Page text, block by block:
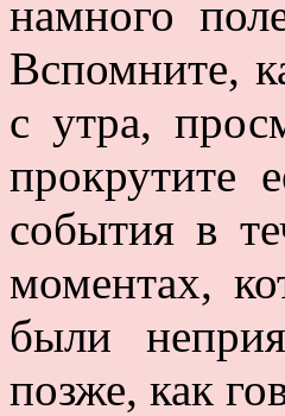
намного
Вспомните,
с утра,
прокрутите
события в
моментах,
были
позже, как